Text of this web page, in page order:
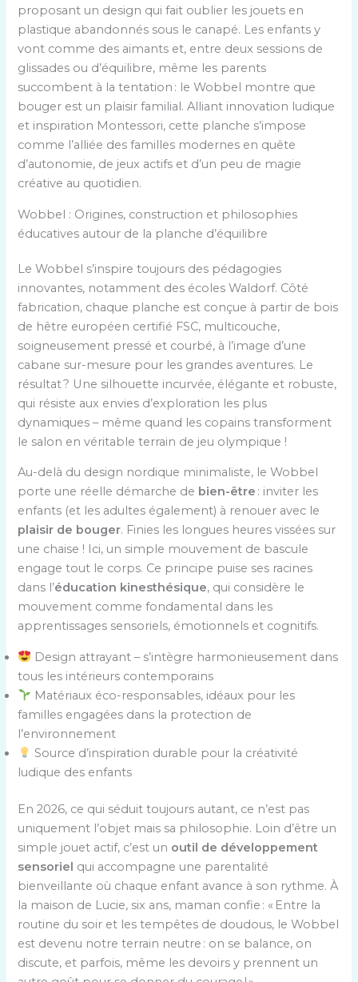
proposant un design qui fait oublier les jouets en
plastique abandonnés sous le canapé. Les enfants y
vont comme des aimants et, entre deux sessions de
glissades ou d’équilibre, même les parents
succombent à la tentation : le Wobbel montre que
bouger est un plaisir familial. Alliant innovation ludique
et inspiration Montessori, cette planche s’impose
comme l’alliée des familles modernes en quête
d’autonomie, de jeux actifs et d’un peu de magie
créative au quotidien.
Wobbel : Origines, construction et philosophies
éducatives autour de la planche d’équilibre
Le Wobbel s’inspire toujours des pédagogies
innovantes, notamment des écoles Waldorf. Côté
fabrication, chaque planche est conçue à partir de bois
de hêtre européen certifié FSC, multicouche,
soigneusement pressé et courbé, à l’image d’une
cabane sur-mesure pour les grandes aventures. Le
résultat ? Une silhouette incurvée, élégante et robuste,
qui résiste aux envies d’exploration les plus
dynamiques – même quand les copains transforment
le salon en véritable terrain de jeu olympique !
Au-delà du design nordique minimaliste, le Wobbel
porte une réelle démarche de bien-être : inviter les
enfants (et les adultes également) à renouer avec le
plaisir de bouger. Finies les longues heures vissées sur
une chaise ! Ici, un simple mouvement de bascule
engage tout le corps. Ce principe puise ses racines
dans l’éducation kinesthésique, qui considère le
mouvement comme fondamental dans les
apprentissages sensoriels, émotionnels et cognitifs.
Design attrayant – s’intègre harmonieusement dans
tous les intérieurs contemporains
Matériaux éco-responsables, idéaux pour les
familles engagées dans la protection de
l’environnement
Source d’inspiration durable pour la créativité
ludique des enfants
En 2026, ce qui séduit toujours autant, ce n’est pas
uniquement l’objet mais sa philosophie. Loin d’être un
simple jouet actif, c’est un outil de développement
sensoriel qui accompagne une parentalité
bienveillante où chaque enfant avance à son rythme. À
la maison de Lucie, six ans, maman confie : « Entre la
routine du soir et les tempêtes de doudous, le Wobbel
est devenu notre terrain neutre : on se balance, on
discute, et parfois, même les devoirs y prennent un